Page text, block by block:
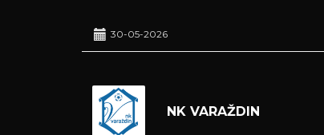
30-05-2026
NK VARAŽDIN